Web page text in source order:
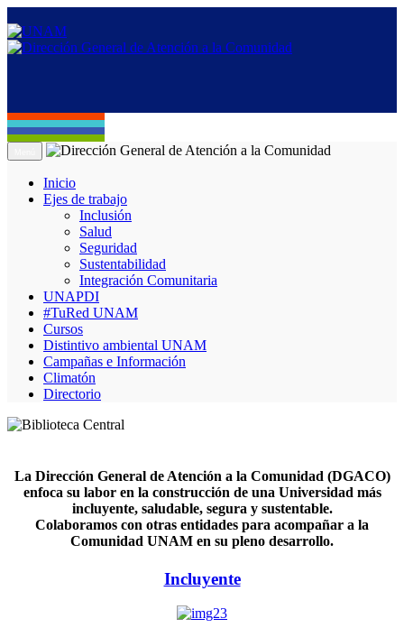
Inicio
Ejes de trabajo
Inclusión
Salud
Seguridad
Sustentabilidad
Integración Comunitaria
UNAPDI
#TuRed UNAM
Cursos
Distintivo ambiental UNAM
Campañas e Información
Climatón
Directorio
La Dirección General de Atención a la Comunidad (DGACO)
enfoca su labor en la construcción de una Universidad más
incluyente, saludable, segura y sustentable.
Colaboramos con otras entidades para acompañar a la
Comunidad UNAM en su pleno desarrollo.
Incluyente